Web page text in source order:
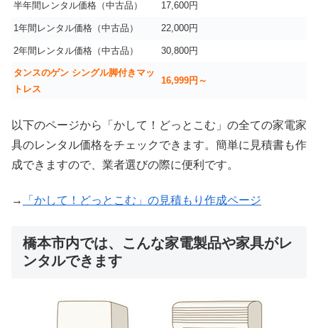
半年間レンタル価格（中古品） 17,600円
1年間レンタル価格（中古品） 22,000円
2年間レンタル価格（中古品） 30,800円
タンスのゲン シングル脚付きマッ
トレス
16,999円～
以下のページから「かして！どっとこむ」の全ての家電家
具のレンタル価格をチェックできます。簡単に見積書も作
成できますので、業者選びの際に便利です。
→ 「かして！どっとこむ」の見積もり作成ページ
橋本市内では、こんな家電製品や家具がレ
ンタルできます